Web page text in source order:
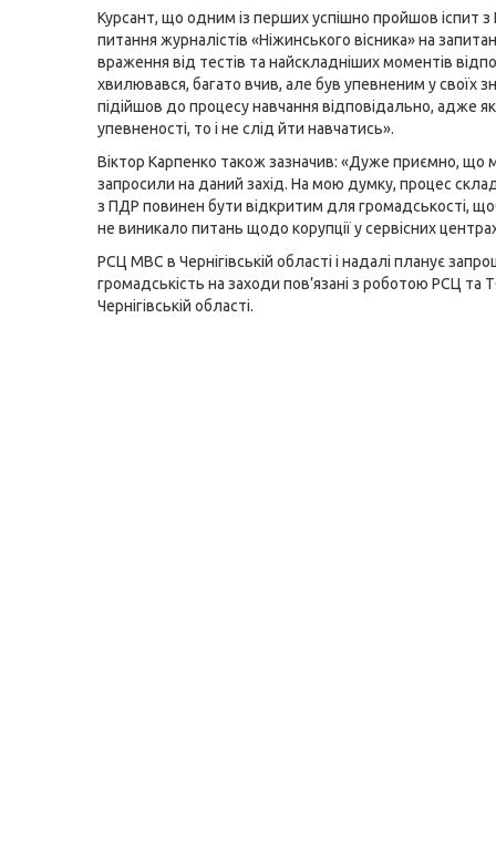
Курсант, що одним із перших успішно пройшов іспит
питання журналістів «Ніжинського вісника» на
враження від тестів та найскладніших моментів
хвилювався, багато вчив, але був упевненим у своїх
підійшов до процесу навчання відповідально, адже
упевненості, то і не слід йти навчатись».
Віктор Карпенко також зазначив: «Дуже приємно, що
запросили на даний захід. На мою думку, процес
з ПДР повинен бути відкритим для громадськості,
не виникало питань щодо корупції у сервісних
РСЦ МВС в Чернігівській області і надалі планує
громадськість на заходи пов’язані з роботою РСЦ
Чернігівській області.